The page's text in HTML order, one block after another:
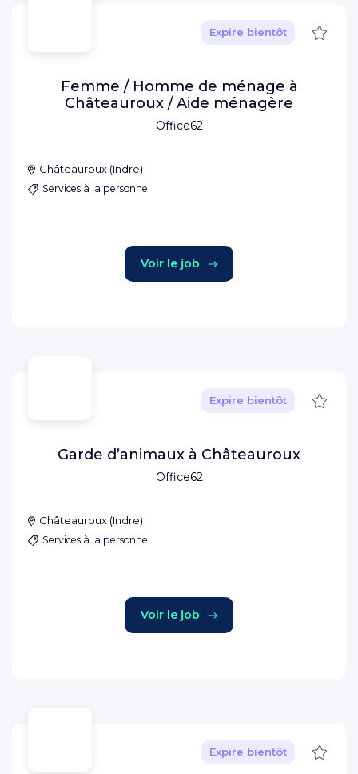
Office62
Expire bientôt
Femme / Homme de ménage à
Châteauroux / Aide ménagère
Châteauroux (Indre)
Services à la personne
Voir le job
Office62
Expire bientôt
Garde d’animaux à Châteauroux
Châteauroux (Indre)
Services à la personne
Voir le job
Expire bientôt